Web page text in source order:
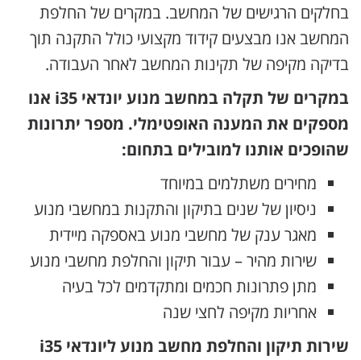
בחלקים הרגישים של המחשב. במקרים של החלפת
המחשב אנו מבצעים קידוד מקצועי כולל התקנה תוך
בדיקה מקיפה של תקינות המחשב לאחר העבודה.
במקרים של תקלה במחשב מנוע יונדאי i35 אנו
מספקים את המענה האופטימלי. מספר יתרונות
שהופכים אותנו למובילים בתחום:
מחירים משתלמים במיוחד
ניסיון של שנים בתיקון והתקנות במחשבי מנוע
מאגר ענק של מחשבי מנוע באספקה מיידית
שירות מהיר – עבור תיקון והחלפת מחשבי מנוע
מתן פתרונות חכמים ומתקדמים לכל בעיה
אחריות מקיפה לחצי שנה
שירות תיקון והחלפת מחשב מנוע ליונדאי i35